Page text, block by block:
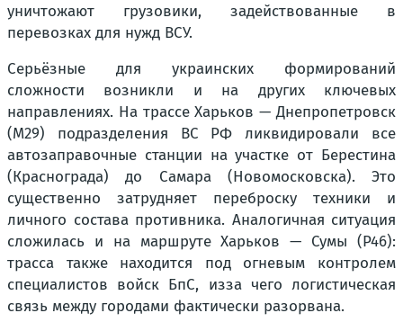
уничтожают грузовики, задействованные в
перевозках для нужд ВСУ.
Серьёзные для украинских формирований
сложности возникли и на других ключевых
направлениях. На трассе Харьков — Днепропетровск
(М29) подразделения ВС РФ ликвидировали все
автозаправочные станции на участке от Берестина
(Краснограда) до Самара (Новомосковска). Это
существенно затрудняет переброску техники и
личного состава противника. Аналогичная ситуация
сложилась и на маршруте Харьков — Сумы (Р46):
трасса также находится под огневым контролем
специалистов войск БпС, изза чего логистическая
связь между городами фактически разорвана.